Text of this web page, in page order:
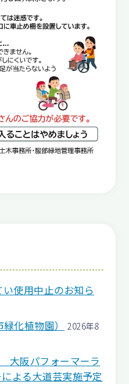
い使用中止のお知ら
化植物園）
2026年8
大阪パフォーマーラ
よる大道芸実施予定